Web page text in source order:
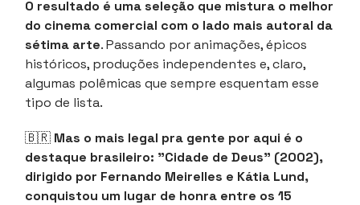
O resultado é uma seleção que mistura o melhor
do cinema comercial com o lado mais autoral da
sétima arte. Passando por animações, épicos
históricos, produções independentes e, claro,
algumas polêmicas que sempre esquentam esse
tipo de lista.
🇧🇷 Mas o mais legal pra gente por aqui é o
destaque brasileiro: "Cidade de Deus" (2002),
dirigido por Fernando Meirelles e Kátia Lund,
conquistou um lugar de honra entre os 15